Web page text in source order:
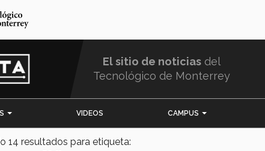
El sitio de noticias del
Tecnológico de Monterrey
VIDEOS CAMPUS
14 resultados para etiqueta: